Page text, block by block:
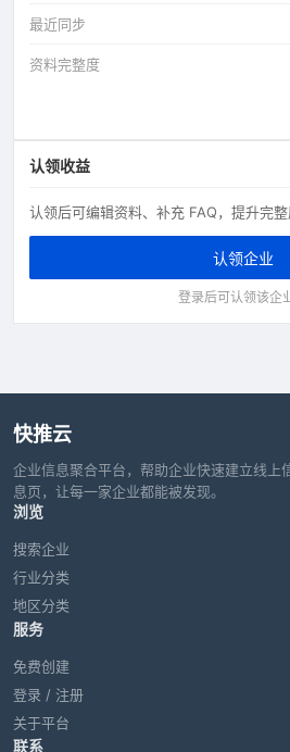
最近同步
资料完整度
认领收益
认领后可编辑资料、补充 FAQ，提升完整
认领企业
登录后可认领该企
快推云
企业信息聚合平台，帮助企业快速建立线上
息页，让每一家企业都能被发现。
浏览
搜索企业
行业分类
地区分类
服务
免费创建
登录 / 注册
关于平台
联系